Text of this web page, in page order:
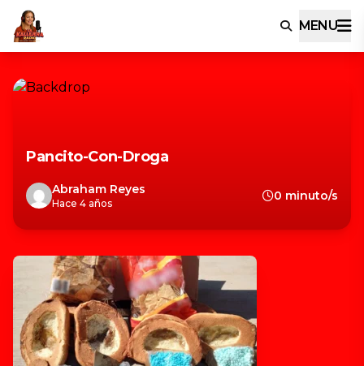
MENU
Pancito-Con-Droga
Abraham Reyes
Hace 4 años
0 minuto/s